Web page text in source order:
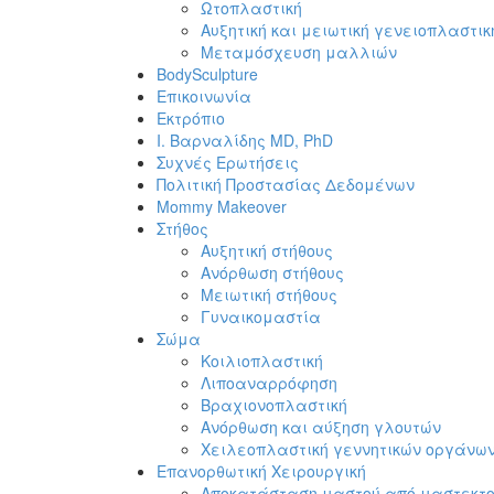
Ωτοπλαστική
Αυξητική και μειωτική
Μεταμόσχευση μαλλιών
BodySculpture
Επικοινωνία
Εκτρόπιο
Ι. Βαρναλίδης MD, PhD
Συχνές Ερωτήσεις
Πολιτική Προστασίας Δεδομένων
Mommy Makeover
Στήθος
Αυξητική στήθους
Ανόρθωση στήθους
Μειωτική στήθους
Γυναικομαστία
Σώμα
Κοιλιοπλαστική
Λιποαναρρόφηση
Βραχιονοπλαστική
Ανόρθωση και αύξηση γλουτών
Χειλεοπλαστική γεννητικών
Επανορθωτική Χειρουργική